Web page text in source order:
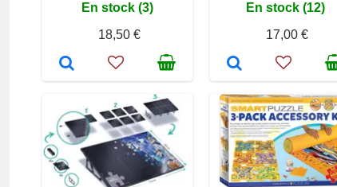
En stock (3)
18,50 €
En stock (12)
17,00 €